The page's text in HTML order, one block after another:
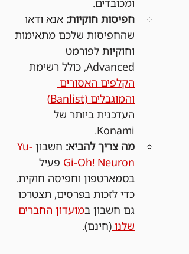
חפיסות חוקיות: אנא ודאו
שהחפיסות שלכם מתאימות
וחוקיות לפורמט
Advanced, כולל רשימת
הקלפים האסורים
והמוגבלים (Banlist)
העדכנית ביותר של
Konami.
מה צריך להביא: חשבון Yu-
Gi-Oh! Neuron פעיל
בסמארטפון וחפיסה חוקית.
כדי לזכות בפרסים, תצטרכו
גם חשבון במועדון החברים
שלנו (חינם).